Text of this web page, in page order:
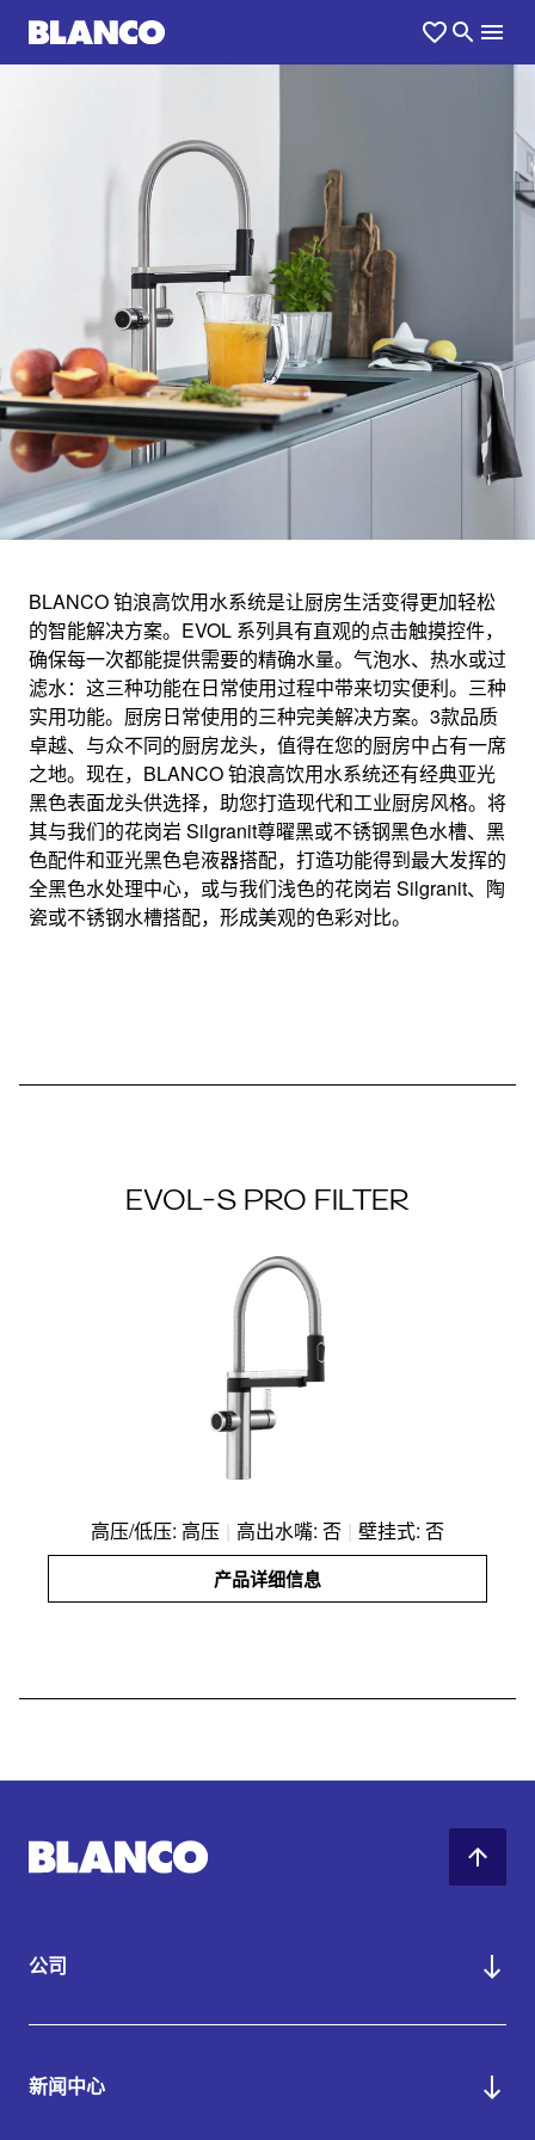
EVOL
卓越的技术：BLANCO 铂浪高饮用水系统。
1 /0
BLANCO 铂浪高饮用水系统是让厨房生活变得更加轻松
的智能解决方案。EVOL 系列具有直观的点击触摸控件，
确保每一次都能提供需要的精确水量。气泡水、热水或过
滤水：这三种功能在日常使用过程中带来切实便利。三种
实用功能。厨房日常使用的三种完美解决方案。3款品质
卓越、与众不同的厨房龙头，值得在您的厨房中占有一席
之地。现在，BLANCO 铂浪高饮用水系统还有经典亚光
黑色表面龙头供选择，助您打造现代和工业厨房风格。将
其与我们的花岗岩 Silgranit尊曜黑或不锈钢黑色水槽、黑
色配件和亚光黑色皂液器搭配，打造功能得到最大发挥的
全黑色水处理中心，或与我们浅色的花岗岩 Silgranit、陶
瓷或不锈钢水槽搭配，形成美观的色彩对比。
EVOL-S PRO FILTER
高压/低压: 高压 | 高出水嘴: 否 | 壁挂式: 否
产品详细信息
公司
新闻中心